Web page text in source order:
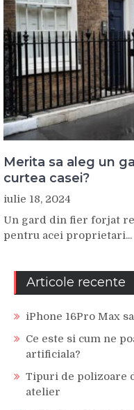
Merita sa aleg un
curtea casei?
iulie 18, 2024
Un gard din fier forjat
pentru acei proprietari...
Articole recente
iPhone 16Pro Max
Ce este si cum ne
artificiala?
Tipuri de polizoare
atelier